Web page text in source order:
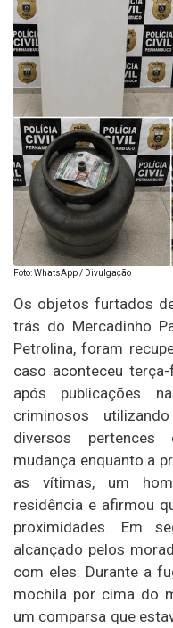
Foto: WhatsApp / Divulgação
Os objetos furtados
trás do Mercadinho
Petrolina, foram
caso aconteceu
após publicações
criminosos
diversos
mudança enquanto a
as vítimas, um
residência e afirmou
proximidades. Em
alcançado pelos
com eles. Durante a
mochila por cima do
um comparsa que